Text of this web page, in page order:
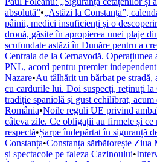
absolută”•„Astăzi la Constanța”,
pâinii, medici insuficienți și o
dronă, găsite în apropierea unei plaje
scufundate astăzi în Dunăre pentru a
Centrala de la Cernavodă. Operațiunea
PNL, acord pentru premier
Nazare•Au tâlhărit un bărbat pe stradă,
cu cardurile lui. Doi suspecți, reținuți la
tradiție spaniolă și gust echilibrat,
România•Noile reguli UE privind
câteva zile. Ce obligații au firmele și ce
respectă•Șarpe îndepărtat în siguranță
Constanța•Constanța sărbătorește
și spectacole pe faleza Cazinoului•